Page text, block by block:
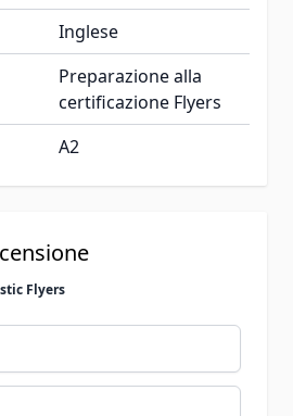
Inglese
Preparazione alla
certificazione Flyers
A2
Flyers